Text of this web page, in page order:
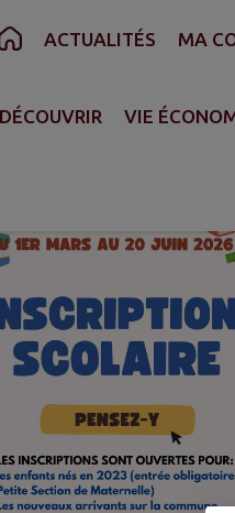
Recherche Pied de page
ACTUALITÉS MA
DÉCOUVRIR VIE
>